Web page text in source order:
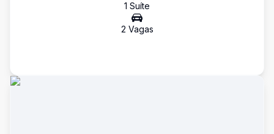
1 Suíte
2 Vagas